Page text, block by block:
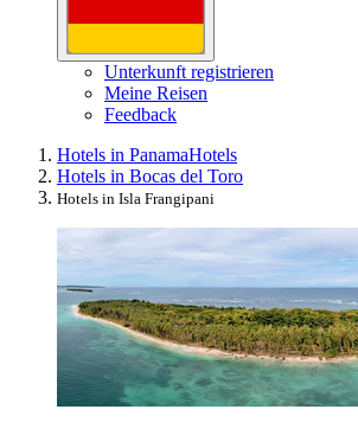
Unterkunft registrieren
Meine Reisen
Feedback
Hotels in PanamaHotels
Hotels in Bocas del Toro
Hotels in Isla Frangipani